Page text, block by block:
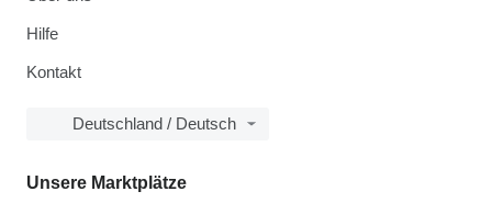
Hilfe
Kontakt
Deutschland / Deutsch
Unsere Marktplätze